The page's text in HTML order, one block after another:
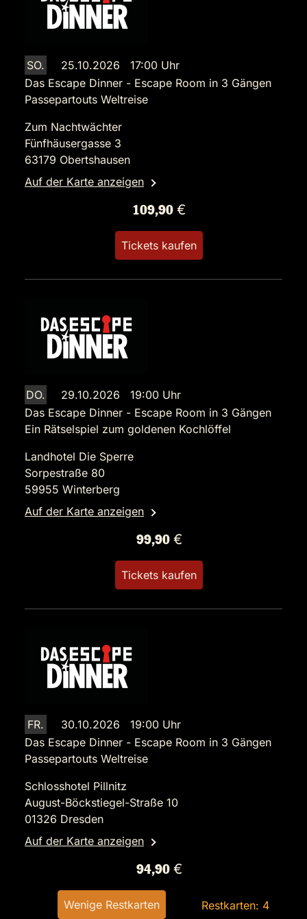
SO.
25.10.2026 17:00 Uhr
Das Escape Dinner - Escape Room in 3 Gängen
Passepartouts Weltreise
Zum Nachtwächter
Fünfhäusergasse 3
63179 Obertshausen
Auf der Karte anzeigen
109,90 €
Tickets kaufen
DO.
29.10.2026 19:00 Uhr
Das Escape Dinner - Escape Room in 3 Gängen
Ein Rätselspiel zum goldenen Kochlöffel
Landhotel Die Sperre
Sorpestraße 80
59955 Winterberg
Auf der Karte anzeigen
99,90 €
Tickets kaufen
FR.
30.10.2026 19:00 Uhr
Das Escape Dinner - Escape Room in 3 Gängen
Passepartouts Weltreise
Schlosshotel Pillnitz
August-Böckstiegel-Straße 10
01326 Dresden
Auf der Karte anzeigen
94,90 €
Wenige Restkarten Restkarten: 4